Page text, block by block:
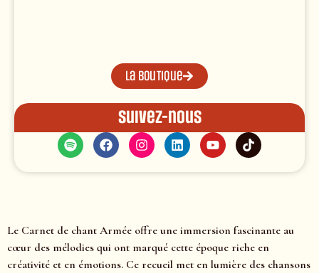
La boutique
Suivez-nous
Le Carnet de chant Armée offre une immersion fascinante au
cœur des mélodies qui ont marqué cette époque riche en
créativité et en émotions. Ce recueil met en lumière des chansons